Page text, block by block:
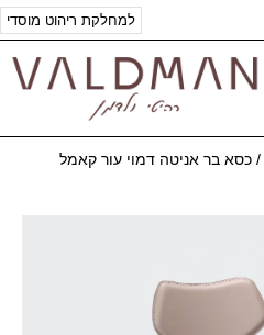
למחלקת ריהוט מוסדי
/ כסא בר אניטה דמוי עור קאמל